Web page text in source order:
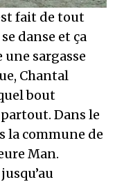
fait de tout
danse et ça
sargasse
Chantal
bout
Dans le
la commune de
Man.